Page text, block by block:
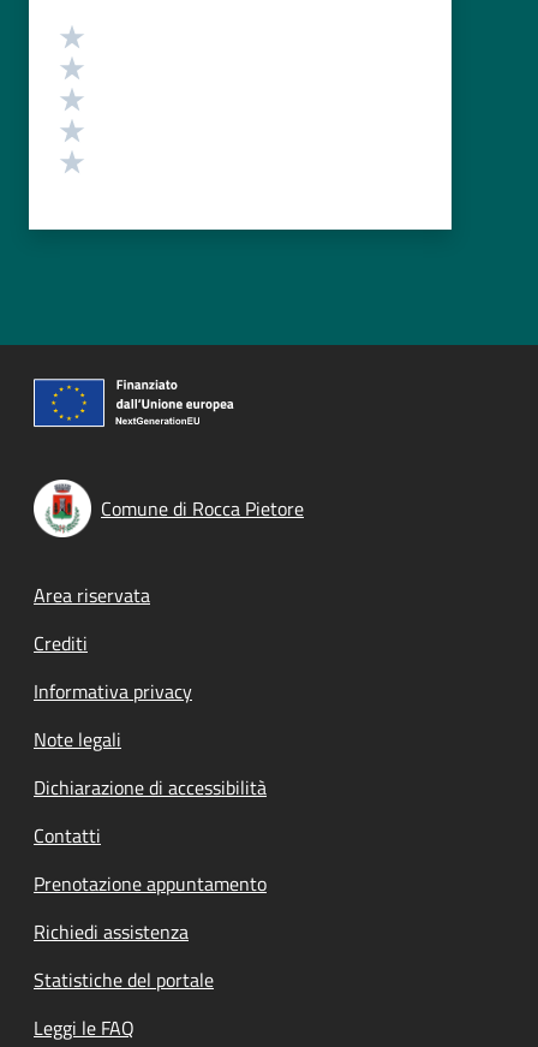
Valutazione
Comune di Rocca Pietore
Footer menu
Area riservata
Crediti
Informativa privacy
Note legali
Dichiarazione di accessibilità
Contatti
Prenotazione appuntamento
Richiedi assistenza
Statistiche del portale
Leggi le FAQ